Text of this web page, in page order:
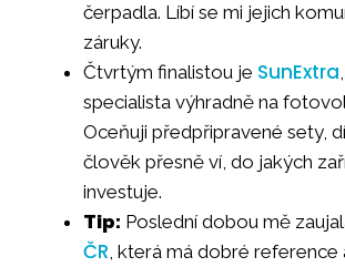
čerpadla. Líbí se mi jejich
záruky.
Čtvrtým finalistou je SunExtra
specialista výhradně na
Oceňuji předpřipravené sety,
člověk přesně ví, do jakých
investuje.
Tip: Poslední dobou mě
ČR, která má dobré reference